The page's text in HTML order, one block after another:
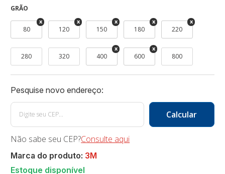
GRÃO
80 120 150 180 220
280 320 400 600 800
Não sabe seu CEP?Consulte aqui
Marca do produto: 3M